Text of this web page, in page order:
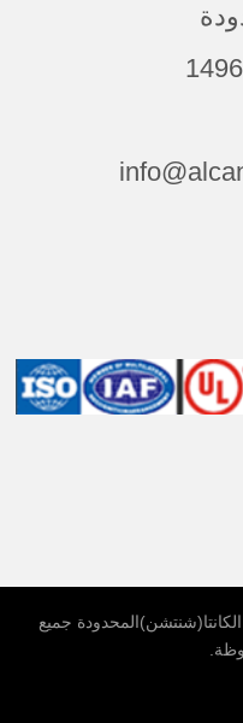
الكانتا(شنتشن)المحدودة جميع